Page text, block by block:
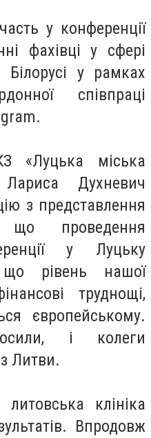
у конференції
фахівці у сфері
Білорусі у рамках
співпраці
«Луцька міська
Лариса Духневич
з представлення
що проведення
у Луцьку
рівень нашої
труднощі,
європейському.
і колеги
Литви.
клініка
Впродовж